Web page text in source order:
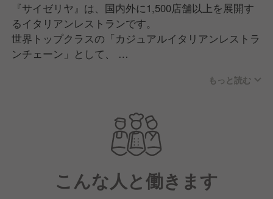
『サイゼリヤ』は、国内外に1,500店舗以上を展開す
るイタリアンレストランです。
世界トップクラスの「カジュアルイタリアンレストラ
ンチェーン」として、
「日々の価値ある食事の提案と挑戦」を経営理念に掲
日常生活の中で気軽にご利用いただけるよう、おいし
さとリーズナブルへの挑戦を続けています。
もっと読む
こんな人と働きます